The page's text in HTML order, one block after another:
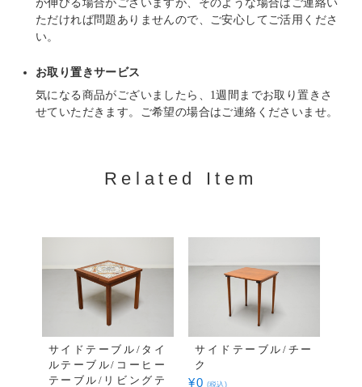
ただければ問題ありませんので、ご安心してご活用くださ
い。
お取り置きサービス
気になる商品がございましたら、1週間までお取り置きさ
せていただきます。ご希望の場合はご連絡くださいませ。
Related Item
サイドテーブル/タイ
ルテーブル/コーヒー
テーブル/リビングテ
サイドテーブル/チー
ク
¥0 (税込)